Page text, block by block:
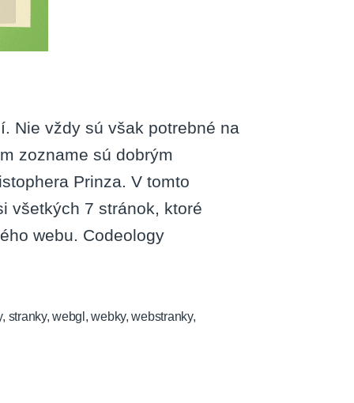
Nie vždy sú však potrebné na
zozname sú dobrým
Prinza. V tomto
všetkých 7 stránok, ktoré
webu. Codeology
, stranky,webgl ,webky,webstranky,